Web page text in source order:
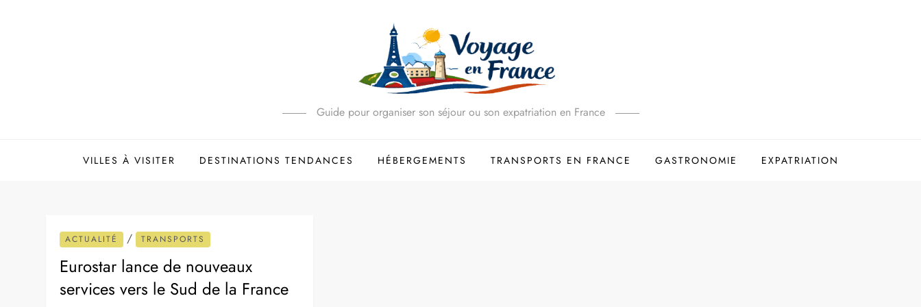
Guide pour organiser son séjour ou son expatriation en France
VILLES À VISITER DESTINATIONS TENDANCES HÉBERGEMENTS TRANSPORTS EN FRANCE GASTRONOMIE EXPATRIATION
ACTUALITÉ / TRANSPORTS
Eurostar lance de nouveaux
services vers le Sud de la France